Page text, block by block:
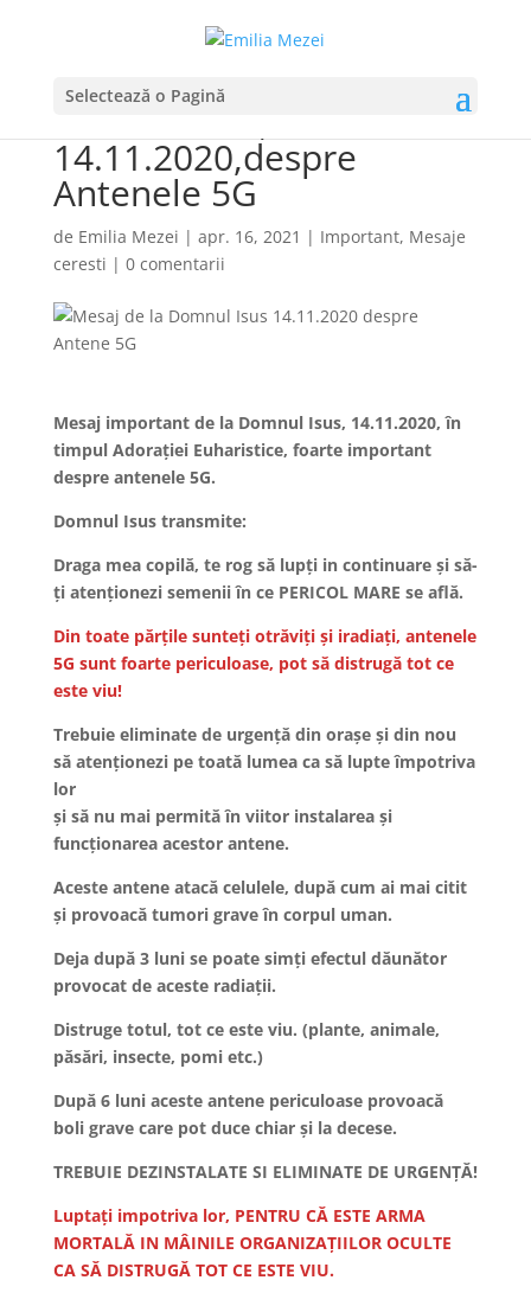
Selectează o Pagină
Mesaj important de la
Domnul Isus,
14.11.2020,despre
Antenele 5G
de Emilia Mezei | apr. 16, 2021 | Important, Mesaje
ceresti | 0 comentarii
Mesaj important de la Domnul Isus, 14.11.2020, în
timpul Adorației Euharistice, foarte important
despre antenele 5G.
Domnul Isus transmite:
Draga mea copilă, te rog să lupți in continuare și să-
ți atenționezi semenii în ce PERICOL MARE se află.
Din toate părțile sunteți otrăviți și iradiați, antenele
5G sunt foarte periculoase, pot să distrugă tot ce
este viu!
Trebuie eliminate de urgență din orașe și din nou
să atenționezi pe toată lumea ca să lupte împotriva
lor
și să nu mai permită în viitor instalarea și
funcționarea acestor antene.
Aceste antene atacă celulele, după cum ai mai citit
și provoacă tumori grave în corpul uman.
Deja după 3 luni se poate simți efectul dăunător
provocat de aceste radiații.
Distruge totul, tot ce este viu. (plante, animale,
păsări, insecte, pomi etc.)
După 6 luni aceste antene periculoase provoacă
boli grave care pot duce chiar și la decese.
TREBUIE DEZINSTALATE SI ELIMINATE DE URGENȚĂ!
Luptați impotriva lor, PENTRU CĂ ESTE ARMA
MORTALĂ IN MÂINILE ORGANIZAȚIILOR OCULTE
CA SĂ DISTRUGĂ TOT CE ESTE VIU.